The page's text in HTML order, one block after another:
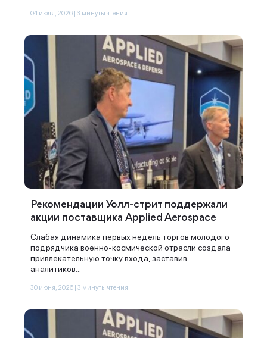
04 июля, 2026 | 3 минуты чтения
Рекомендации Уолл-стрит поддержали
акции поставщика Applied Aerospace
Слабая динамика первых недель торгов молодого
подрядчика военно-космической отрасли создала
привлекательную точку входа, заставив
аналитиков...
30 июня, 2026 | 3 минуты чтения